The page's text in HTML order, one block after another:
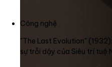
Công nghệ
"The Last Evolution"
sự trỗi dậy của Siêu trí tuệ